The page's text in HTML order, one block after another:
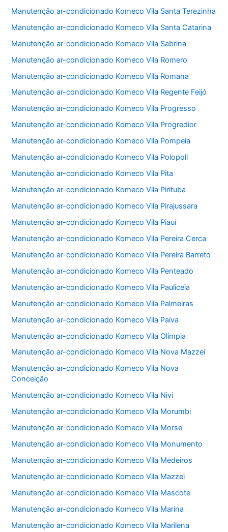
Manutenção ar-condicionado Komeco Vila Santa Terezinha
Manutenção ar-condicionado Komeco Vila Santa Catarina
Manutenção ar-condicionado Komeco Vila Sabrina
Manutenção ar-condicionado Komeco Vila Romero
Manutenção ar-condicionado Komeco Vila Romana
Manutenção ar-condicionado Komeco Vila Regente Feijó
Manutenção ar-condicionado Komeco Vila Progresso
Manutenção ar-condicionado Komeco Vila Progredior
Manutenção ar-condicionado Komeco Vila Pompeia
Manutenção ar-condicionado Komeco Vila Polopoli
Manutenção ar-condicionado Komeco Vila Pita
Manutenção ar-condicionado Komeco Vila Pirituba
Manutenção ar-condicionado Komeco Vila Pirajussara
Manutenção ar-condicionado Komeco Vila Piauí
Manutenção ar-condicionado Komeco Vila Pereira Cerca
Manutenção ar-condicionado Komeco Vila Pereira Barreto
Manutenção ar-condicionado Komeco Vila Penteado
Manutenção ar-condicionado Komeco Vila Pauliceia
Manutenção ar-condicionado Komeco Vila Palmeiras
Manutenção ar-condicionado Komeco Vila Paiva
Manutenção ar-condicionado Komeco Vila Olímpia
Manutenção ar-condicionado Komeco Vila Nova Mazzei
Manutenção ar-condicionado Komeco Vila Nova
Conceição
Manutenção ar-condicionado Komeco Vila Nivi
Manutenção ar-condicionado Komeco Vila Morumbi
Manutenção ar-condicionado Komeco Vila Morse
Manutenção ar-condicionado Komeco Vila Monumento
Manutenção ar-condicionado Komeco Vila Medeiros
Manutenção ar-condicionado Komeco Vila Mazzei
Manutenção ar-condicionado Komeco Vila Mascote
Manutenção ar-condicionado Komeco Vila Marina
Manutenção ar-condicionado Komeco Vila Marilena